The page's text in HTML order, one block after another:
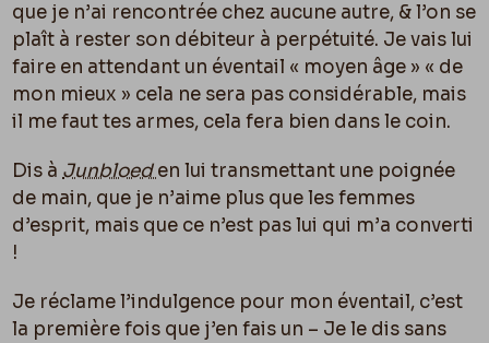
que je n’ai rencontrée chez aucune autre, & l’on se
plaît à rester son débiteur à perpétuité. Je vais lui
faire en attendant un éventail « moyen âge » « de
mon mieux » cela ne sera pas considérable, mais
il me faut tes armes, cela fera bien dans le coin.
Dis àJunbloeden lui transmettant une poignée
de main, que je n’aime plus que les femmes
d’esprit, mais que ce n’est pas lui qui m’a converti
!
Je réclame l’indulgence pour mon éventail, c’est
la première fois que j’en fais un – Je le dis sans